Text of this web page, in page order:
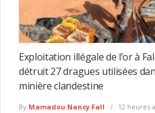
Exploitation illégale de l’or à
détruit 27 dragues utilisées
minière clandestine
By Mamadou Nancy Fall 12 heures